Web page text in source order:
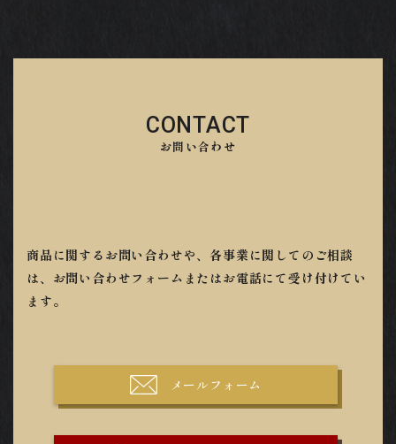
CONTACT
お問い合わせ
商品に関するお問い合わせや、各事業に関してのご相談
は、お問い合わせフォームまたはお電話にて受け付けてい
ます。
メールフォーム